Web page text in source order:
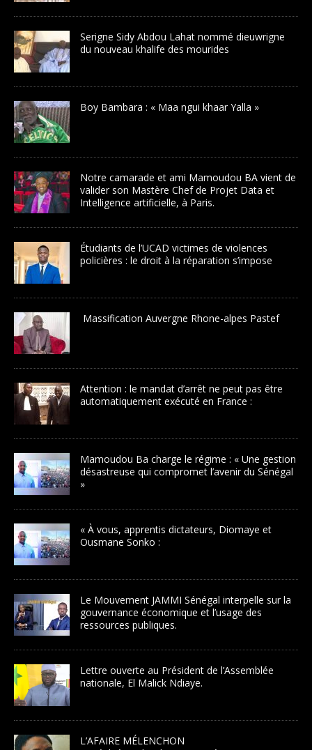
Serigne Sidy Abdou Lahat nommé dieuwrigne
du nouveau khalife des mourides
Boy Bambara : « Maa ngui khaar Yalla »
Notre camarade et ami Mamoudou BA vient de
valider son Mastère Chef de Projet Data et
Intelligence artificielle, à Paris.
Étudiants de l’UCAD victimes de violences
policières : le droit à la réparation s’impose
Massification Auvergne Rhone-alpes Pastef
Attention : le mandat d’arrêt ne peut pas être
automatiquement exécuté en France :
Mamoudou Ba charge le régime : « Une gestion
désastreuse qui compromet l’avenir du Sénégal
»
« À vous, apprentis dictateurs, Diomaye et
Ousmane Sonko :
Le Mouvement JAMMI Sénégal interpelle sur la
gouvernance économique et l’usage des
ressources publiques.
Lettre ouverte au Président de l’Assemblée
nationale, El Malick Ndiaye.
L’AFAIRE MÉLENCHON